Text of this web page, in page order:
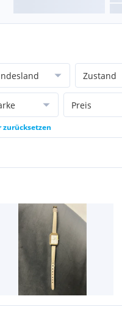
Zustand
Preis
zurücksetzen